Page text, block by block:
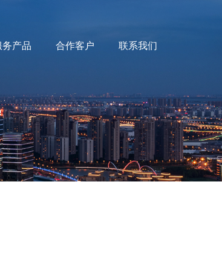
务产品 合作客户 联系我们